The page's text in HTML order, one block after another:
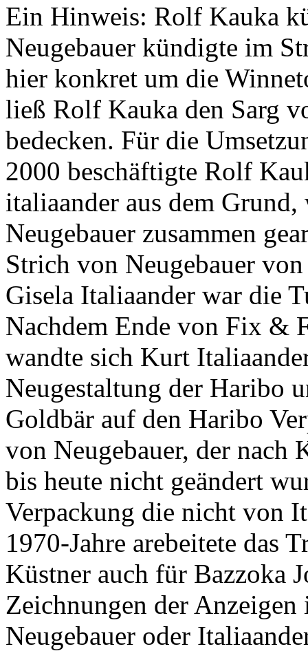
Ein Hinweis: Rolf Kauka
Neugebauer kündigte im
hier konkret um die
ließ Rolf Kauka den Sarg
bedecken. Für die
2000 beschäftigte Rolf
italiaander aus dem
Neugebauer zusammen
Strich von Neugebauer
Gisela Italiaander war die
Nachdem Ende von Fix &
wandte sich Kurt
Neugestaltung der Haribo
Goldbär auf den Haribo
von Neugebauer, der nach
bis heute nicht geändert
Verpackung die nicht von
1970-Jahre arebeitete das
Küstner auch für Bazzoka
Zeichnungen der
Neugebauer oder